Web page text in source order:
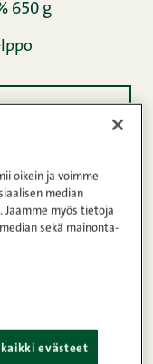
650 g
kiistaton
oikein ja voimme
median
Jaamme myös tietoja
sekä mainonta-
kaikki evästeet